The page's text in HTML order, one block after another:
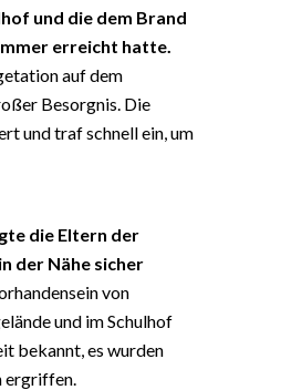
und die dem Brand
erreicht hatte.
auf dem
Besorgnis. Die
und traf schnell ein, um
die Eltern der
der Nähe sicher
von
und im Schulhof
bekannt, es wurden
ergriffen.